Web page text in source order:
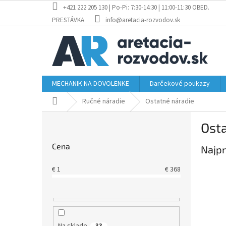
obsah
+421 222 205 130 | Po-Pi: 7:30-14:30 | 11:00-11:30 OBED.
PRESTÁVKA
info@aretacia-rozvodov.sk
MECHANIK NA DOVOLENKE Darčekové poukazy
DomovRučné náradie Ostatné náradie
Cena
€1 €368